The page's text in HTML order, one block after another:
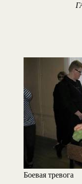
Боевая тревога